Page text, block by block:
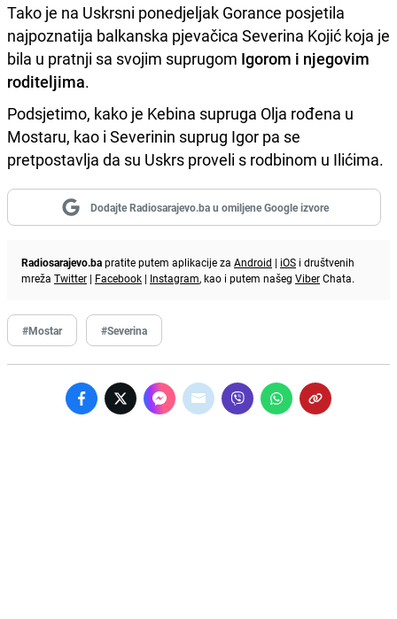
Tako je na Uskrsni ponedjeljak Gorance posjetila
najpoznatija balkanska pjevačica Severina Kojić koja je
bila u pratnji sa svojim suprugom Igorom i njegovim
roditeljima.
Podsjetimo, kako je Kebina supruga Olja rođena u
Mostaru, kao i Severinin suprug Igor pa se
pretpostavlja da su Uskrs proveli s rodbinom u Ilićima.
Dodajte Radiosarajevo.ba u omiljene Google izvore
Radiosarajevo.bapratite putem aplikacije za Android | iOS i društvenih
mreža Twitter | Facebook | Instagram, kao i putem našeg ViberChata.
#Mostar #Severina